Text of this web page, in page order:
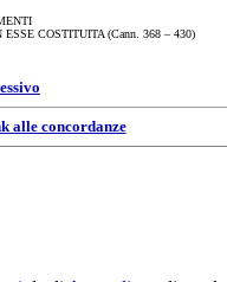
COSTITUITA (Cann. 368 – 430)
alle concordanze